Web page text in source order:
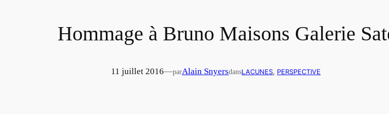
Hommage à Bruno Maisons Galerie
11 juillet 2016—parAlain SnyersdansLACUNES, PERSPECTIVE